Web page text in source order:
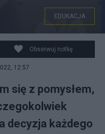
EDUKACJA
Obserwuj notkę
12:57
się z pomysłem,
decyzja każdego